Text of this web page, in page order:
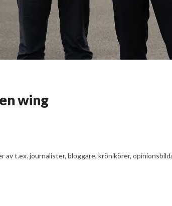
wing
av t.ex. journalister, bloggare, krönikörer,